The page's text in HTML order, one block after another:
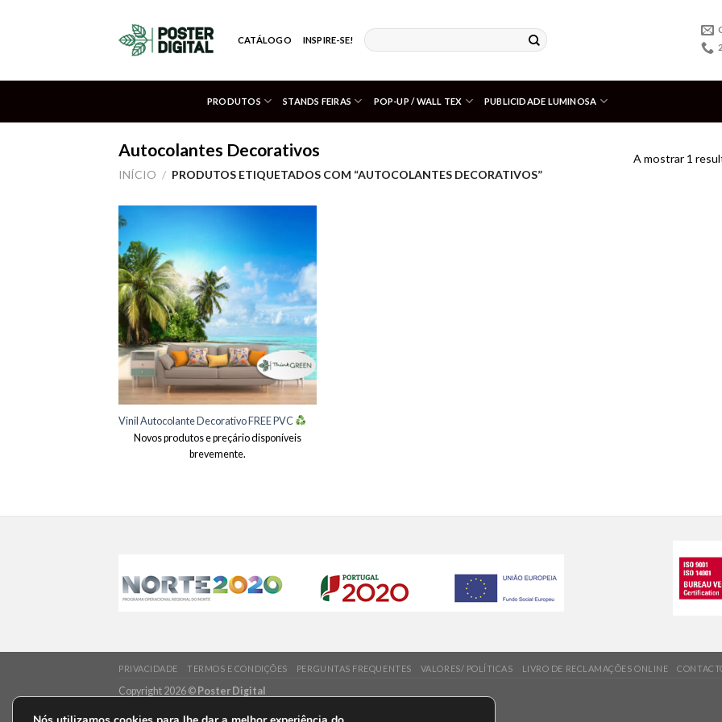
CATÁLOGO INSPIRE-SE!
PRODUTOS STANDS FEIRAS POP-UP / WALL TEX PUBLICIDADE LUMINOSA
Autocolantes Decorativos
INÍCIO / PRODUTOS ETIQUETADOS COM “AUTOCOLANTES DECORATIVOS”
A mostrar 1
aos meus
desejos
Vinil Autocolante Decorativo FREE PVC
Novos produtos e preçário disponíveis
brevemente.
PRIVACIDADE TERMOS E CONDIÇÕES PERGUNTAS FREQUENTES VALORES/ POLÍTICAS LIVRO DE RECLAMAÇÕES ONLINE
Copyright 2026 ©Poster Digital